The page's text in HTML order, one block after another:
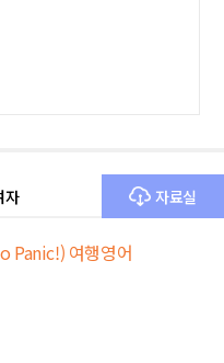
자 자료실
Panic!) 여행영어